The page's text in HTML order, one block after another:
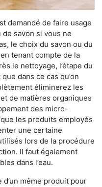
demandé de faire usage
savon si vous ne
le choix du savon ou du
tenant compte de la
le nettoyage, l’étape du
dans ce cas qu’on
éliminerez les
de matières organiques
des micro-
les produits employés
une certaine
lors de la procédure
Il faut également
dans l’eau.
même produit pour